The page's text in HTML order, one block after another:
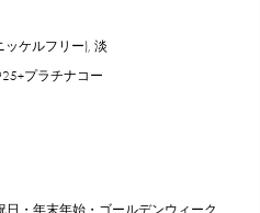
ッケルフリー), 淡
プラチナコー
・年末年始・ゴールデンウィーク